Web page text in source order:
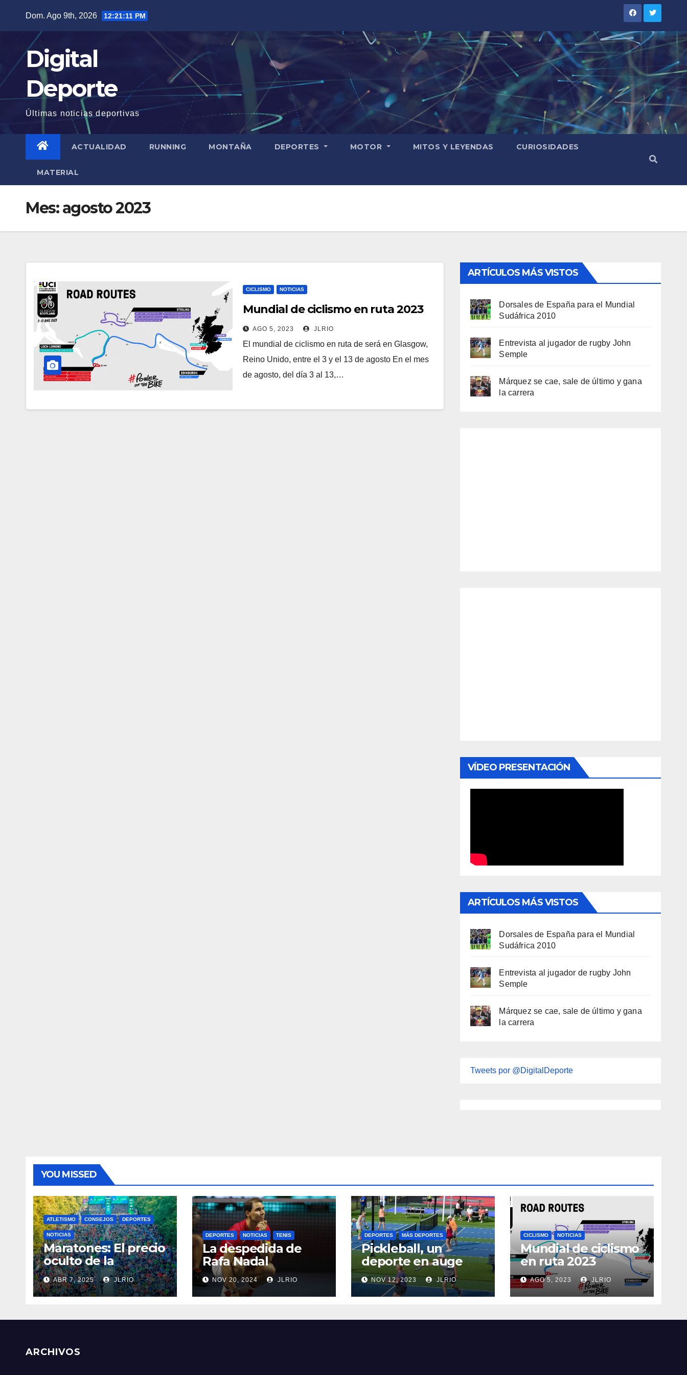
contenido
Dom. Ago 9th, 2026 12:21:12 PM
Digital
Deporte
Últimas noticias deportivas
ACTUALIDAD RUNNING MONTAÑA DEPORTES MOTOR MITOS Y LEYENDAS CURIOSIDADES
MATERIAL
Mes:agosto 2023
CICLISMO NOTICIAS
Mundial de ciclismo en ruta 2023
AGO 5, 2023 JLRIO
El mundial de ciclismo en ruta de será en Glasgow,
Reino Unido, entre el 3 y el 13 de agosto En el mes
de agosto, del día 3 al 13,…
ARTÍCULOS MÁS VISTOS
Dorsales de España para el Mundial
Sudáfrica 2010
Entrevista al jugador de rugby John
Semple
Márquez se cae, sale de último y gana
la carrera
VÍDEO PRESENTACIÓN
ARTÍCULOS MÁS VISTOS
Dorsales de España para el Mundial
Sudáfrica 2010
Entrevista al jugador de rugby John
Semple
Márquez se cae, sale de último y gana
la carrera
Tweets por @DigitalDeporte
YOU MISSED
ATLETISMO CONSEJOS DEPORTES
NOTICIAS
Maratones: El precio
oculto de la
resistencia
ABR 7, 2025 JLRIO
DEPORTES NOTICIAS TENIS
La despedida de
Rafa Nadal
NOV 20, 2024 JLRIO
DEPORTES MÁS DEPORTES
Pickleball, un
deporte en auge
NOV 12, 2023 JLRIO
CICLISMO NOTICIAS
Mundial de ciclismo
en ruta 2023
AGO 5, 2023 JLRIO
ARCHIVOS